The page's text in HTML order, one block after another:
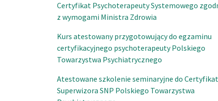
Certyfikat Psychoterapeuty Systemowego
z wymogami Ministra Zdrowia
Kurs atestowany przygotowujący do egzaminu
certyfikacyjnego psychoterapeuty Polskiego
Towarzystwa Psychiatrycznego
Atestowane szkolenie seminaryjne do
Superwizora SNP Polskiego Towarzystwa